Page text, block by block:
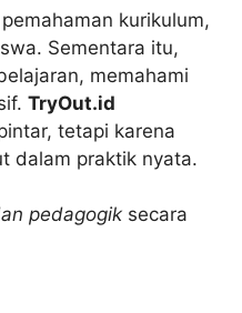
kurikulum,
Sementara itu,
memahami
TryOut.id
tetapi karena
dalam praktik nyata.
pedagogik secara